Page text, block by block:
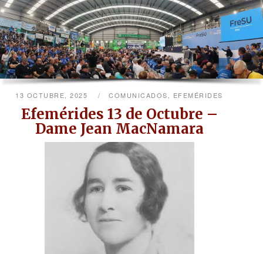
13 OCTUBRE, 2025 COMUNICADOS, EFEMÉRIDES
Efemérides 13 de Octubre –
Dame Jean MacNamara